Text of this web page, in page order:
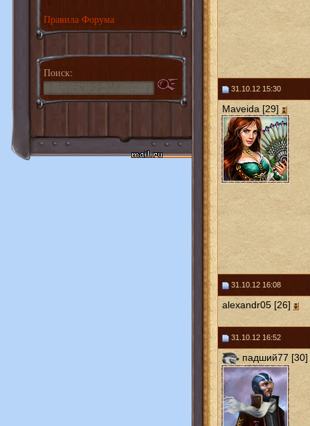
Правила Форума
Поиск:
31.10.12 15:30
Maveida [29]
31.10.12 16:08
alexandr05 [26]
31.10.12 16:52
падший77 [30]